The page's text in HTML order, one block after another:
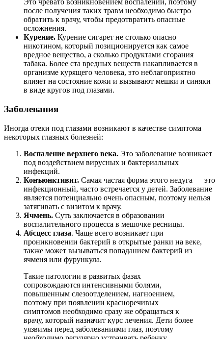
Это чревато возникновением воспалений, поэтому
после получения таких травм необходимо быстро
обратить к врачу, чтобы предотвратить опасные
осложнения.
Курение. Курение сигарет не столько опасно
никотином, который позиционируется как самое
вредное вещество, а сколько продуктами сгорания
табака. Более ста вредных веществ накапливается в
организме курящего человека, это неблагоприятно
влияет на состояние кожи и вызывают мешки и синяки
в виде кругов под глазами.
Заболевания
Иногда отеки под глазами возникают в качестве симптома
некоторых глазных болезней:
Воспаление верхнего века. Это заболевание возникает
под воздействием вирусных и бактериальных
инфекций.
Конъюнктивит. Самая частая форма этого недуга — это
инфекционный, часто встречается у детей. Заболевание
является потенциально очень опасным, поэтому нельзя
затягивать с визитом к врачу.
Ячмень. Суть заключается в образовании
воспалительного процесса в мешочке ресницы.
Абсцесс глаза. Чаще всего возникает при
проникновении бактерий в открытые ранки на веке,
также может вызываться попаданием бактерий из
ячменя или фурункула.
Такие патологии в развитых фазах
сопровождаются интенсивными болями,
повышенным слезоотделением, нагноением,
поэтому при появлении красноречивых
симптомов необходимо сразу же обращаться к
врачу, который назначит курс лечения. Дети более
уязвимы перед заболеваниями глаз, поэтому